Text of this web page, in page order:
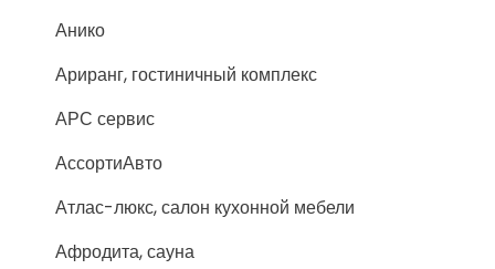
Анико
Ариранг, гостиничный комплекс
АРС сервис
АссортиАвто
Атлас-люкс, салон кухонной мебели
Афродита, сауна